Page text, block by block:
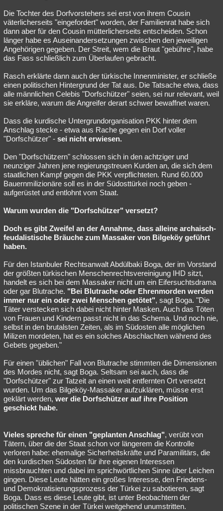
Die Tochter des Dorfvorstehers sei erst von ihrem Cousin
väterlicherseits "eingefordert" worden, der Familienrat habe sich
dann aber für den Cousin mütterlicherseits entscheiden. Schon
länger habe es Auseinandersetzungen zwischen den jeweiligen
Angehörigen gegeben. Der Streit, wem die Braut "gebühre", habe
das Fass schließlich zum Überlaufen gebracht.
Rasch erklärte dann auch der türkische Innenminister, er schließe
einen politischen Hintergrund der Tat aus. Die Tatsache etwa, dass
alle männlichen Celebis "Dorfschützer" seien, sei nur relevant, weil
sie erkläre, warum die Angreifer derart schwer bewaffnet waren.
Dass die kurdische Untergrundorganisation PKK hinter dem
Anschlag stecke - etwa aus Rache gegen ein Dorf voller
"Dorfschützer" - sei nicht erwiesen.
Den "Dorfschützern" schlossen sich in den achtziger und
neunziger Jahren jene regierungstreuen Kurden an, die sich dem
staatlichen Kampf gegen die PKK verpflichteten. Rund 60.000
Bauernmilizionäre soll es in der Südosttürkei noch geben -
aufgerüstet und entlohnt vom Staat.
Warum wurden die "Dorfschützer" versetzt?
Doch es gibt Zweifel an der Annahme, dass alleine archaisch-
feudalistische Bräuche zum Massaker von Bilgeköy geführt
haben.
Für den Istanbuler Rechtsanwalt Abdülbaki Boga, der im Vorstand
der größten türkischen Menschenrechtsvereinigung IHD sitzt,
handelt es sich bei dem Massaker nicht um ein Eifersuchtsdrama
oder gar Blutrache. "Bei Blutrache oder Ehrenmorden werden
immer nur ein oder zwei Menschen getötet", sagt Boga. "Die
Täter verstecken sich dabei nicht hinter Masken. Auch das Töten
von Frauen und Kindern passt nicht in das Schema. Und noch nie,
selbst in den brutalsten Zeiten, als im Südosten alle möglichen
Milizen mordeten, hat es ein solches Abschlachten während des
Gebets gegeben."
Für einen "üblichen" Fall von Blutrache stimmten die Dimensionen
des Mordes nicht, sagt Boga. Seltsam sei auch, dass die
"Dorfschützer" zur Tatzeit an einen weit entfernten Ort versetzt
wurden. Um das Bilgeköy-Massaker aufzuklären, müsse erst
geklärt werden, wer die Dorfschützer auf ihre Position
geschickt habe.
Vieles spreche für einen "geplanten Anschlag", verübt von
Tätern, über die der Staat schon vor längerem die Kontrolle
verloren habe: ehemalige Sicherheitskräfte und Paramilitärs, die
den kurdischen Südosten für ihre eigenen Interessen
missbrauchten und dabei im sprichwörtlichen Sinne über Leichen
gingen. Diese Leute hätten ein großes Interesse, den Friedens-
und Demokratisierungsprozess der Türkei zu sabotieren, sagt
Boga. Dass es diese Leute gibt, ist unter Beobachtern der
politischen Szene in der Türkei weitgehend unumstritten.